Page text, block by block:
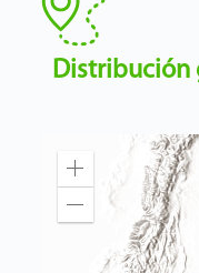
Distribución